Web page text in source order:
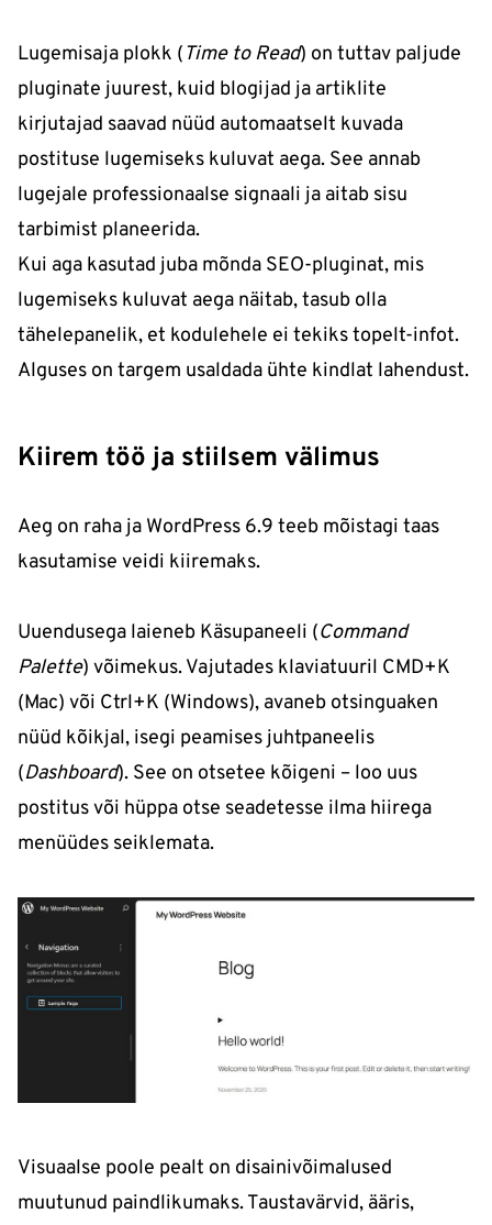
Lugemisaja plokk (Time to Read) on tuttav paljude
pluginate juurest, kuid blogijad ja artiklite
kirjutajad saavad nüüd automaatselt kuvada
postituse lugemiseks kuluvat aega. See annab
lugejale professionaalse signaali ja aitab sisu
tarbimist planeerida.
Kui aga kasutad juba mõnda SEO-pluginat, mis
lugemiseks kuluvat aega näitab, tasub olla
tähelepanelik, et kodulehele ei tekiks topelt-infot.
Alguses on targem usaldada ühte kindlat lahendust.
Kiirem töö ja stiilsem välimus
Aeg on raha ja WordPress 6.9 teeb mõistagi taas
kasutamise veidi kiiremaks.
Uuendusega laieneb Käsupaneeli (Command
Palette) võimekus. Vajutades klaviatuuril CMD+K
(Mac) või Ctrl+K (Windows), avaneb otsinguaken
nüüd kõikjal, isegi peamises juhtpaneelis
(Dashboard). See on otsetee kõigeni – loo uus
postitus või hüppa otse seadetesse ilma hiirega
menüüdes seiklemata.
Visuaalse poole pealt on disainivõimalused
muutunud paindlikumaks. Taustavärvid, ääris,